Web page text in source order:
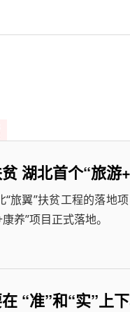
湖北首个“旅游
“旅翼”扶贫工程的落地
养”项目正式落地。
“准”和“实”上